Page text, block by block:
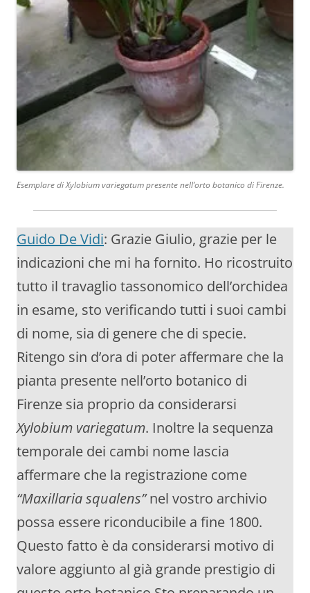
Esemplare di Xylobium variegatum presente nell’orto botanico di Firenze.
Guido De Vidi: Grazie Giulio, grazie per le
indicazioni che mi ha fornito. Ho ricostruito
tutto il travaglio tassonomico dell’orchidea
in esame, sto verificando tutti i suoi cambi
di nome, sia di genere che di specie.
Ritengo sin d’ora di poter affermare che la
pianta presente nell’orto botanico di
Firenze sia proprio da considerarsi
Xylobium variegatum. Inoltre la sequenza
temporale dei cambi nome lascia
affermare che la registrazione come
“Maxillaria squalens”nel vostro archivio
possa essere riconducibile a fine 1800.
Questo fatto è da considerarsi motivo di
valore aggiunto al già grande prestigio di